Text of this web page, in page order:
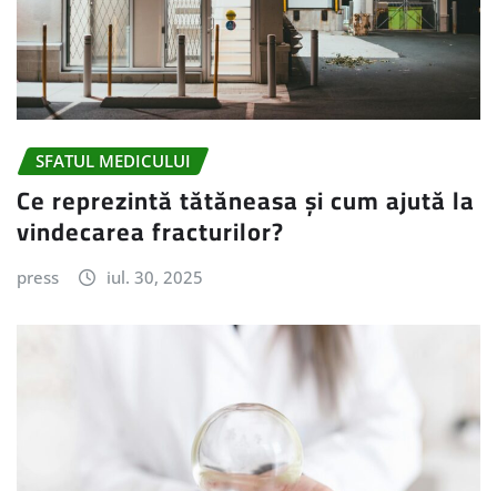
SFATUL MEDICULUI
Ce reprezintă tătăneasa și cum ajută la
vindecarea fracturilor?
press iul. 30, 2025